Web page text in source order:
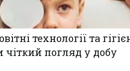
технології та
чіткий погляд у добу